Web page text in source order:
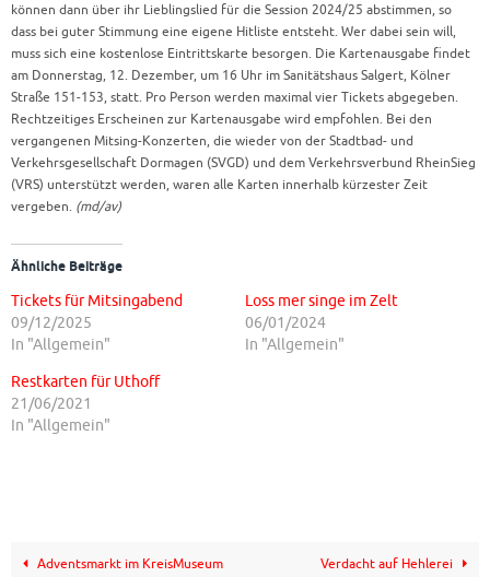
können dann über ihr Lieblingslied für die Session 2024/25 abstimmen, so
dass bei guter Stimmung eine eigene Hitliste entsteht. Wer dabei sein will,
muss sich eine kostenlose Eintrittskarte besorgen. Die Kartenausgabe findet
am Donnerstag, 12. Dezember, um 16 Uhr im Sanitätshaus Salgert, Kölner
Straße 151-153, statt. Pro Person werden maximal vier Tickets abgegeben.
Rechtzeitiges Erscheinen zur Kartenausgabe wird empfohlen. Bei den
vergangenen Mitsing-Konzerten, die wieder von der Stadtbad- und
Verkehrsgesellschaft Dormagen (SVGD) und dem Verkehrsverbund RheinSieg
(VRS) unterstützt werden, waren alle Karten innerhalb kürzester Zeit
vergeben. (md/av)
Ähnliche Beiträge
Tickets für Mitsingabend
09/12/2025
In "Allgemein"
Loss mer singe im Zelt
06/01/2024
In "Allgemein"
Restkarten für Uthoff
21/06/2021
In "Allgemein"
Adventsmarkt im KreisMuseum
Verdacht auf Hehlerei